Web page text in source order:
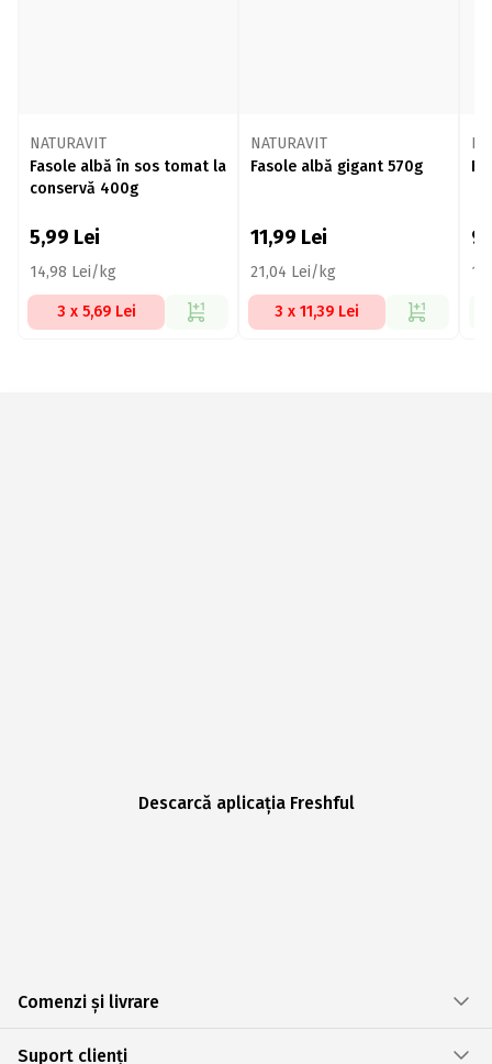
NATURAVIT
Fasole albă în sos tomat la
conservă 400g
5,99 Lei
14,98 Lei/kg
3 x 5,69 Lei
NATURAVIT
Fasole albă gigant 570g
11,99 Lei
21,04 Lei/kg
3 x 11,39 Lei
Descarcă aplicația Freshful
Comenzi și livrare
Suport clienți